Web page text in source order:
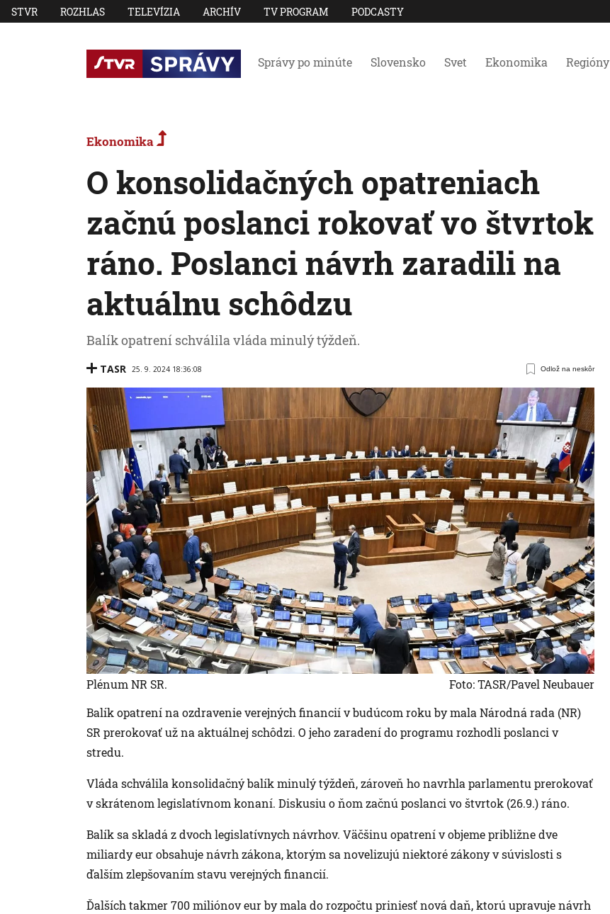
STVR ROZHLAS TELEVÍZIA ARCHÍV TV PROGRAM PODCASTY
Správy po minúte Slovensko Svet Ekonomika Regióny
Ekonomika
O konsolidačných opatreniach
začnú poslanci rokovať vo štvrtok
ráno. Poslanci návrh zaradili na
aktuálnu schôdzu
Balík opatrení schválila vláda minulý týždeň.
TASR 25. 9. 2024 18:36:08 Odlož na neskôr
Plénum NR SR.
Foto: TASR/Pavel Neubauer
Balík opatrení na ozdravenie verejných financií v budúcom roku by mala Národná rada (NR)
SR prerokovať už na aktuálnej schôdzi. O jeho zaradení do programu rozhodli poslanci v
stredu.
Vláda schválila konsolidačný balík minulý týždeň, zároveň ho navrhla parlamentu prerokovať
v skrátenom legislatívnom konaní. Diskusiu o ňom začnú poslanci vo štvrtok (26.9.) ráno.
Balík sa skladá z dvoch legislatívnych návrhov. Väčšinu opatrení v objeme približne dve
miliardy eur obsahuje návrh zákona, ktorým sa novelizujú niektoré zákony v súvislosti s
ďalším zlepšovaním stavu verejných financií.
Ďalších takmer 700 miliónov eur by mala do rozpočtu priniesť nová daň, ktorú upravuje návrh